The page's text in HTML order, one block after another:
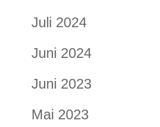
Juli 2024
Juni 2024
Juni 2023
Mai 2023